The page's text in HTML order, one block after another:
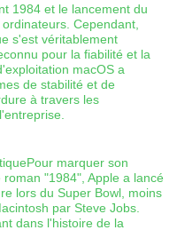
1984 et le lancement du
Cependant,
s'est véritablement
pour la fiabilité et la
macOS a
de stabilité et de
à travers les
marquer son
"1984", Apple a lancé
lors du Super Bowl, moins
par Steve Jobs.
dans l'histoire de la